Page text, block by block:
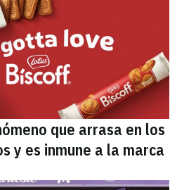
que arrasa en los
y es inmune a la marca